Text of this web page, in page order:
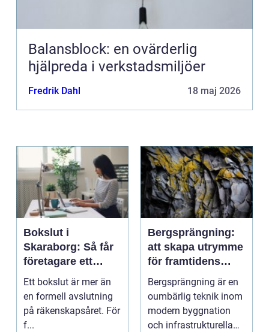
Balansblock: en ovärderlig
hjälpreda i verkstadsmiljöer
Fredrik Dahl 18 maj 2026
Bokslut i
Skaraborg: Så får
företagare ett
tryggt avslut på
året
Ett bokslut är mer än
en formell avslutning
på räkenskapsåret. För
f...
Bergsprängning:
att skapa utrymme
för framtidens
infrastruktur
Bergsprängning är en
oumbärlig teknik inom
modern byggnation
och infrastrukturella